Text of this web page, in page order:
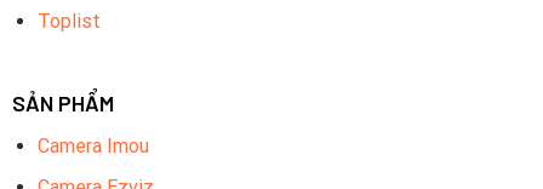
Toplist
SẢN PHẨM
Camera Imou